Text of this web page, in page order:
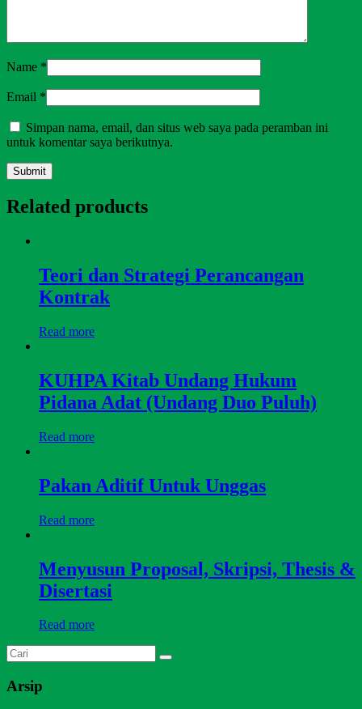
Name *
Email *
Simpan nama, email, dan situs web saya pada peramban ini
untuk komentar saya berikutnya.
Related products
Teori dan Strategi Perancangan
Kontrak
Read more
KUHPA Kitab Undang Hukum
Pidana Adat (Undang Duo Puluh)
Read more
Pakan Aditif Untuk Unggas
Read more
Menyusun Proposal, Skripsi, Thesis &
Disertasi
Read more
Arsip